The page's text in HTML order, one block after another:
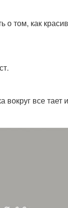
том, как
все тает